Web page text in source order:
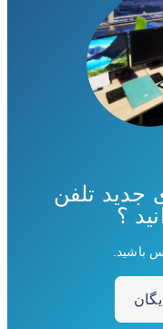
جدید تلفن
؟
باشید.